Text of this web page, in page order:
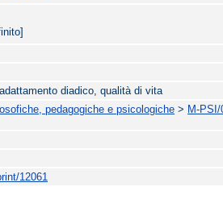
diadico, qualità di vita
pedagogiche e psicologiche > M-
12061